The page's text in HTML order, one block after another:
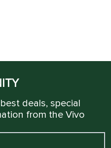
deals, special
from the Vivo